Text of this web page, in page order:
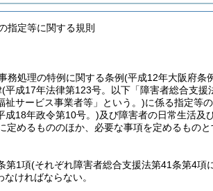
指定等に関する規則
務処理の特例に関する条例(平成12年大阪府条
(平成17年法律第123号。以下「障害者総合支援
祉サービス事業者等」という。)に係る指定等
成18年政令第10号。)及び障害者の日常生活及
定めるもののほか、必要な事項を定めるものと
第1項(それぞれ障害者総合支援法第41条第4項
なければならない。